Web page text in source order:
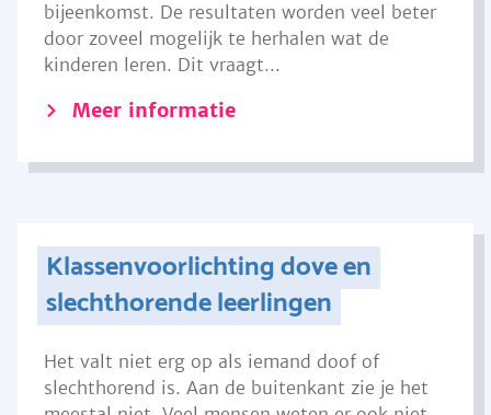
bijeenkomst. De resultaten worden veel beter
door zoveel mogelijk te herhalen wat de
kinderen leren. Dit vraagt...
Meer informatie
Klassenvoorlichting dove en
slechthorende leerlingen
Het valt niet erg op als iemand doof of
slechthorend is. Aan de buitenkant zie je het